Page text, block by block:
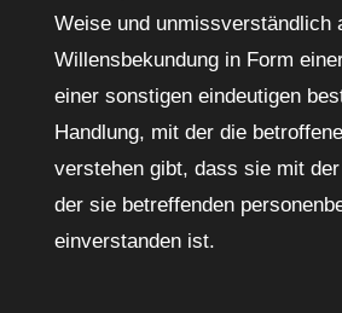
Weise und unmissverständlich
Willensbekundung in Form
einer sonstigen eindeutigen
Handlung, mit der die
verstehen gibt, dass sie mit
der sie betreffenden
einverstanden ist.